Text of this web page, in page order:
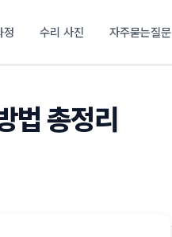
정 수리 사진 자주묻는질문
법 총정리